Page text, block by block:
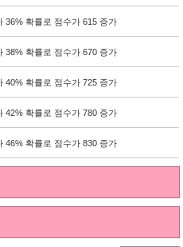
36% 확률로 점수가 615 증가
38% 확률로 점수가 670 증가
40% 확률로 점수가 725 증가
42% 확률로 점수가 780 증가
46% 확률로 점수가 830 증가